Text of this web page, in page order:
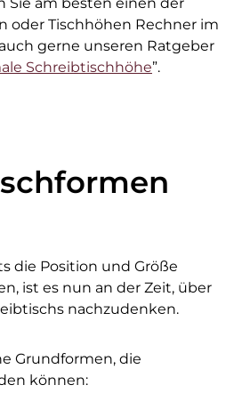
oder Tischhöhen Rechner im
gerne unseren Ratgeber
Schreibtischhöhe”.
die Position und Größe
ist es nun an der Zeit, über
nachzudenken.
Grundformen, die
können: